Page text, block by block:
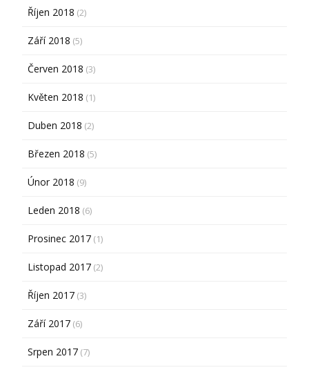
Říjen 2018 (2)
Září 2018 (5)
Červen 2018 (3)
Květen 2018 (1)
Duben 2018 (2)
Březen 2018 (5)
Únor 2018 (9)
Leden 2018 (6)
Prosinec 2017 (1)
Listopad 2017 (2)
Říjen 2017 (3)
Září 2017 (6)
Srpen 2017 (7)